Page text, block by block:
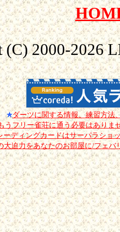
(C) 2000-2026
ダーツに関する情報、練習方法
うフリー雀荘に通う必要はありま
ーディングカードはサーパラショ
大迫力をあなたのお部屋に/フェバ